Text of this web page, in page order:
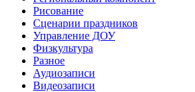
Рисование
Сценарии праздников
Управление ДОУ
Физкультура
Разное
Аудиозаписи
Видеозаписи